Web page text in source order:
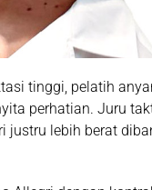
tinggi, pelatih
perhatian. Juru
justru lebih berat